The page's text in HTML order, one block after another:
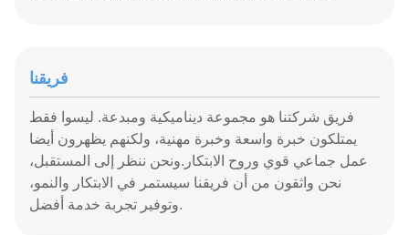
فريقنا
فريق شركتنا هو مجموعة ديناميكية ومبدعة. ليسوا فقط
يمتلكون خبرة واسعة وخبرة مهنية، ولكنهم يظهرون أيضا
عمل جماعي قوي وروح الابتكار.ونحن ننظر إلى المستقبل،
نحن واثقون من أن فريقنا سيستمر في الابتكار والنمو،
وتوفير تجربة خدمة أفضل.